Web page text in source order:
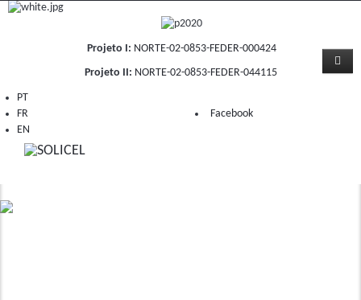
Projeto I: NORTE-02-0853-FEDER-000424
Projeto II: NORTE-02-0853-FEDER-044115
PT
FR
EN
Facebook